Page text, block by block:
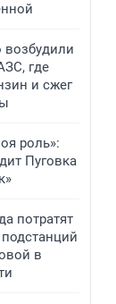
возбудили
где
и сжег
роль»:
Пуговка
потратят
в